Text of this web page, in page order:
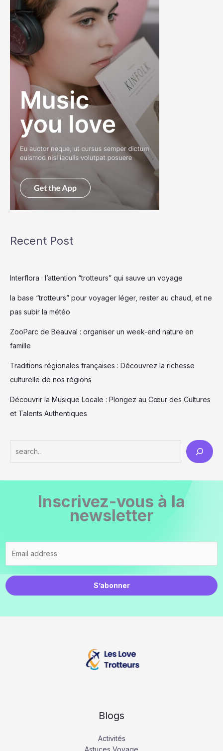
Recent Post
Interflora : l’attention “trotteurs” qui sauve un voyage
la base “trotteurs” pour voyager léger, rester au chaud, et ne
pas subir la météo
ZooParc de Beauval : organiser un week-end nature en
famille
Traditions régionales françaises : Découvrez la richesse
culturelle de nos régions
Découvrir la Musique Locale : Plongez au Cœur des Cultures
et Talents Authentiques
Inscrivez-vous à la
newsletter
S’abonner
Blogs
Activités
Astuces Voyage